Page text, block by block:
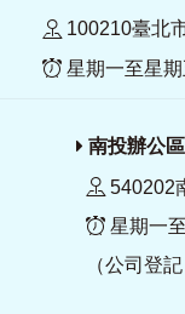
100210臺北
星期一至星期
南投辦公區
540202
星期一
（公司登